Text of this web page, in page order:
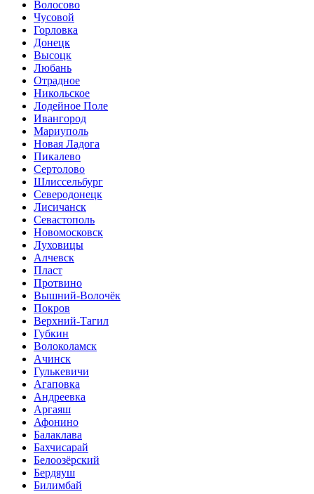
Волосово
Чусовой
Горловка
Донецк
Высоцк
Любань
Отрадное
Никольское
Лодейное Поле
Ивангород
Мариуполь
Новая Ладога
Пикалево
Сертолово
Шлиссельбург
Северодонецк
Лисичанск
Севастополь
Новомосковск
Луховицы
Алчевск
Пласт
Протвино
Вышний-Волочёк
Покров
Верхний-Тагил
Губкин
Волоколамск
Ачинск
Гулькевичи
Агаповка
Андреевка
Аргаяш
Афонино
Балаклава
Бахчисарай
Белоозёрский
Бердяуш
Билимбай